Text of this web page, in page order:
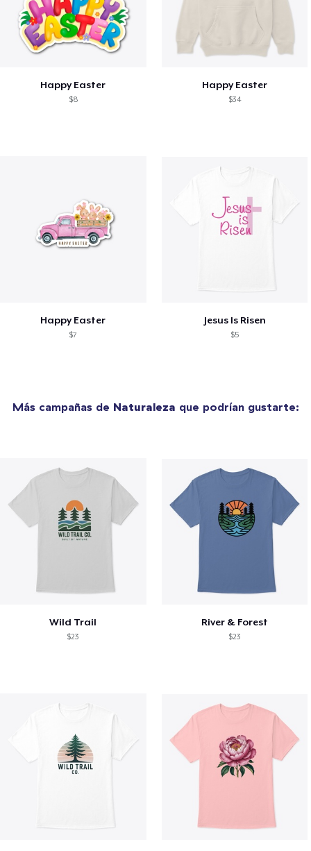
Happy Easter
$8
Happy Easter
$34
Happy Easter
$7
Jesus Is Risen
$5
Más campañas de Naturaleza que podrían gustarte:
Wild Trail
$23
River & Forest
$23